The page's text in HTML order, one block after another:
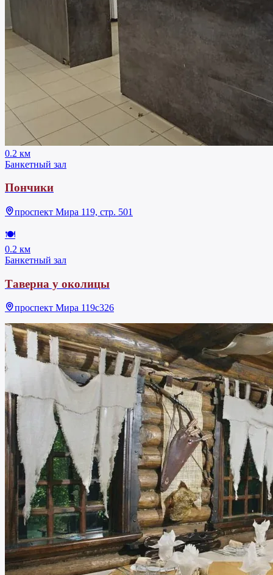
0.2 км
Банкетный зал
Пончики
проспект Мира 119, стр. 501
🍽
0.2 км
Банкетный зал
Таверна у околицы
проспект Мира 119с326